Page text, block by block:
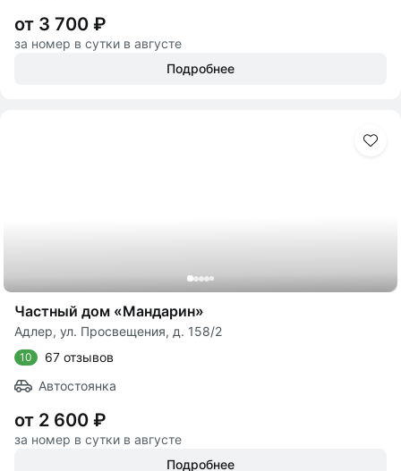
от 3 700 ₽
за номер в сутки в августе
Подробнее
Частный дом «Мандарин»
Адлер, ул. Просвещения, д. 158/2
10
67 отзывов
Автостоянка
от 2 600 ₽
за номер в сутки в августе
Подробнее